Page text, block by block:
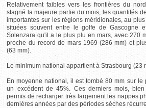
Relativement faibles vers les frontières du
stagné la majeure partie du mois, les quantités
importantes sur les régions méridionales, au
situées souvent entre le golfe de Gascogne
Solenzara qu'il a le plus plu en mars, avec 270
proche du record de mars 1969 (286 mm) et
(63 mm).
Le minimum national appartient à Strasbourg (23
En moyenne national, il est tombé 80 mm sur le
un excédent de 45%. Ces derniers mois,
permis de recharger très largement les nappes
dernières années par des périodes sèches